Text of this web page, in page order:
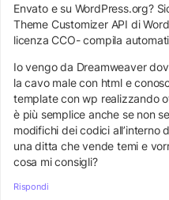
Envato e su WordPress.org?
Theme Customizer API di
licenza CCO- compila
Io vengo da Dreamweaver
la cavo male con html e
template con wp realizzando
è più semplice anche se non
modifichi dei codici all’interno
una ditta che vende temi e
cosa mi consigli?
Rispondi